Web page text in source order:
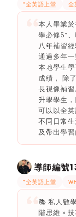
*全英語上堂 全
本人畢業
學必修5*
八年補習
通過多年
本地學生
成績， 除
長視像補
升學學生
可以以全英
不同日常
及帶出學習
導師編號
*全英語上堂
📚 私人數
階思維 ×